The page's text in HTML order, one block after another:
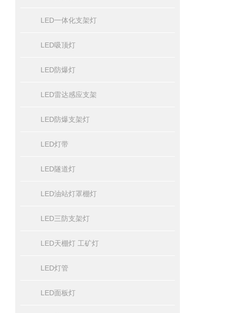
LED一体化支架灯
LED吸顶灯
LED防爆灯
LED雷达感应支架
LED防爆支架灯
LED灯带
LED隧道灯
LED油站灯罩棚灯
LED三防支架灯
LED天棚灯 工矿灯
LED灯管
LED面板灯